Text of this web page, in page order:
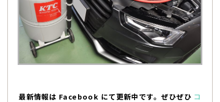
最新情報は Facebook にて更新中です。ぜひぜひ コ